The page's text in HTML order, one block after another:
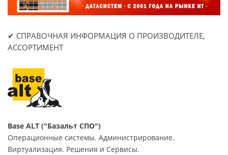
✔ СПРАВОЧНАЯ ИНФОРМАЦИЯ О ПРОИЗВОДИТЕЛЕ,
АССОРТИМЕНТ
Base ALT ("Базальт СПО")
Операционные системы. Администрирование.
Виртуализация. Решения и Сервисы.